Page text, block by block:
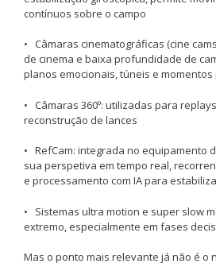
contínuos sobre o campo
• Câmaras cinematográficas (cine
de cinema e baixa profundidade de
planos emocionais, túneis e momentos
• Câmaras 360º: utilizadas para
reconstrução de lances
• RefCam: integrada no equipamento
sua perspetiva em tempo real,
e processamento com IA para
• Sistemas ultra motion e super slow
extremo, especialmente em fases
Mas o ponto mais relevante já não é o